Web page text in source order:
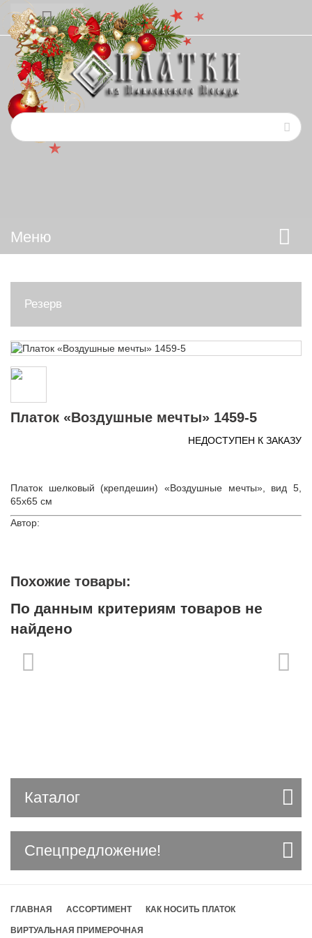
Меню
Резерв
Платок «Воздушные мечты» 1459-5
НЕДОСТУПЕН К ЗАКАЗУ
Платок шелковый (крепдешин) «Воздушные мечты», вид 5,
65х65 см
Автор:
Похожие товары:
По данным критериям товаров не
найдено
Каталог
Спецпредложение!
ГЛАВНАЯ АССОРТИМЕНТ КАК НОСИТЬ ПЛАТОК
ВИРТУАЛЬНАЯ ПРИМЕРОЧНАЯ